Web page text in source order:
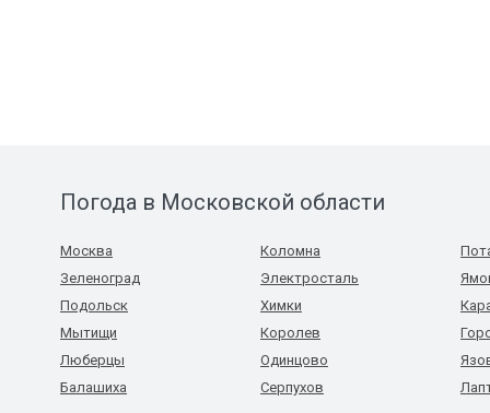
Погода в Московской области
Москва
Зеленоград
Подольск
Мытищи
Люберцы
Балашиха
Коломна
Электросталь
Химки
Королев
Одинцово
Серпухов